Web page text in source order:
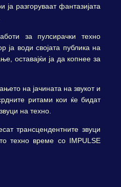
ја разгоруваат фантазијата
за пулсирачки техно
ја води својата публика на
оставајќи ја да копнее за
на јачината на звукот и
ритами кои ќе бидат
на техно.
трансцендентните звуци
техно време со IMPULSE